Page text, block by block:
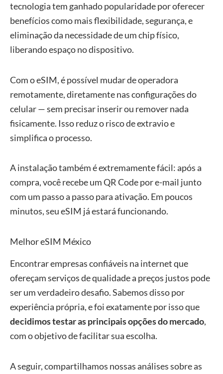
tecnologia tem ganhado popularidade por oferecer
benefícios como mais flexibilidade, segurança, e
eliminação da necessidade de um chip físico,
liberando espaço no dispositivo.
Com o eSIM, é possível mudar de operadora
remotamente, diretamente nas configurações do
celular — sem precisar inserir ou remover nada
fisicamente. Isso reduz o risco de extravio e
simplifica o processo.
A instalação também é extremamente fácil: após a
compra, você recebe um QR Code por e-mail junto
com um passo a passo para ativação. Em poucos
minutos, seu eSIM já estará funcionando.
Melhor eSIM México
Encontrar empresas confiáveis na internet que
ofereçam serviços de qualidade a preços justos pode
ser um verdadeiro desafio. Sabemos disso por
experiência própria, e foi exatamente por isso que
decidimos testar as principais opções do mercado,
com o objetivo de facilitar sua escolha.
A seguir, compartilhamos nossas análises sobre as